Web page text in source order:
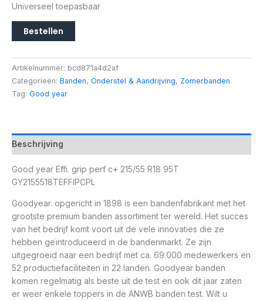
Universeel toepasbaar
Bestellen
Artikelnummer: bcd871a4d2af
Categorieën: Banden, Onderstel & Aandrijving, Zomerbanden
Tag: Good year
Beschrijving
Good year Effi. grip perf c+ 215/55 R18 95T
GY2155518TEFFIPCPL
Goodyear. opgericht in 1898 is een bandenfabrikant met het
grootste premium banden assortiment ter wereld. Het succes
van het bedrijf komt voort uit de vele innovaties die ze
hebben geïntroduceerd in de bandenmarkt. Ze zijn
uitgegroeid naar een bedrijf met ca. 69.000 medewerkers en
52 productiefaciliteiten in 22 landen. Goodyear banden
komen regelmatig als beste uit de test en ook dit jaar zaten
er weer enkele toppers in de ANWB banden test. Wilt u